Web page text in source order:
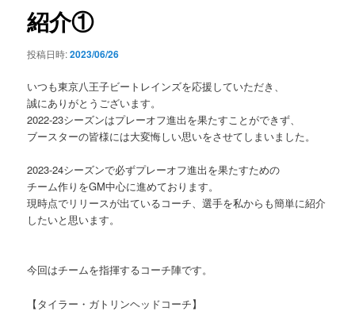
紹介①
投稿日時:2023/06/26
いつも東京八王子ビートレインズを応援していただき、
誠にありがとうございます。
2022-23シーズンはプレーオフ進出を果たすことができず、
ブースターの皆様には大変悔しい思いをさせてしまいました。
2023-24シーズンで必ずプレーオフ進出を果たすための
チーム作りをGM中心に進めております。
現時点でリリースが出ているコーチ、選手を私からも簡単に紹介
したいと思います。
今回はチームを指揮するコーチ陣です。
【タイラー・ガトリンヘッドコーチ】